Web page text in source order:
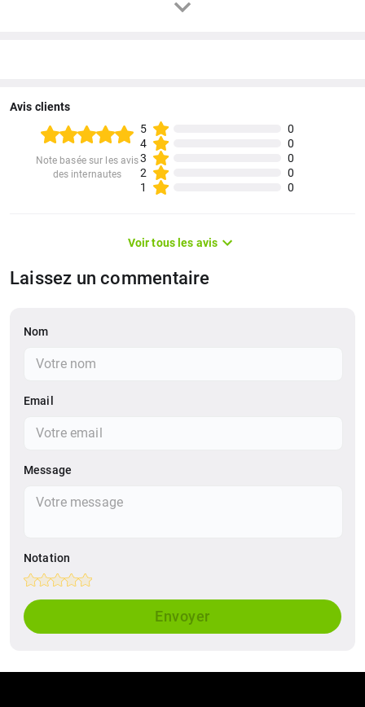
Avis clients
Note basée sur les avis
des internautes
5
0
4
0
3
0
2
0
1
0
Voir tous les avis
Laissez un commentaire
Nom
Email
Message
Notation
1 Star
2 Stars
3 Stars
4 Stars
5 Stars
Empty
Envoyer